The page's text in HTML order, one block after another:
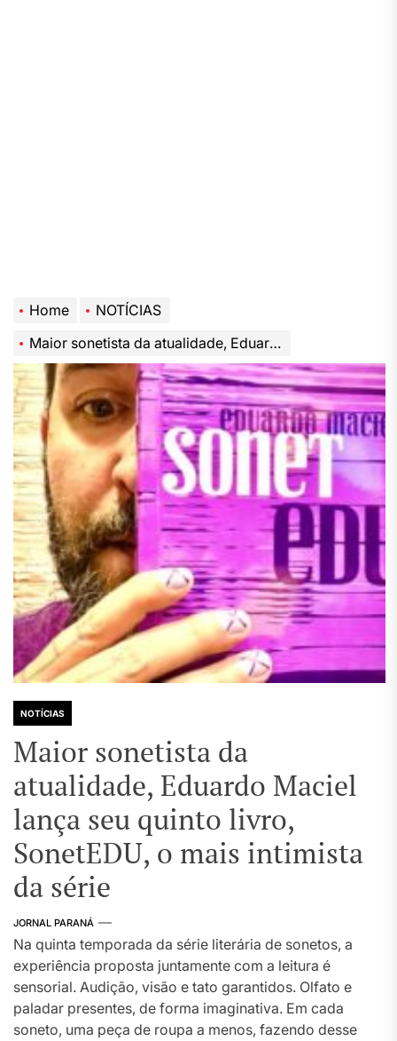
Home
NOTÍCIAS
Maior sonetista da atualidade, Eduardo Maciel lança seu quinto livro, SonetEDU, o mais intimista da série
NOTÍCIAS
Maior sonetista da
atualidade, Eduardo Maciel
lança seu quinto livro,
SonetEDU, o mais intimista
da série
JORNAL PARANÁ
Na quinta temporada da série literária de sonetos, a
experiência proposta juntamente com a leitura é
sensorial. Audição, visão e tato garantidos. Olfato e
paladar presentes, de forma imaginativa. Em cada
soneto, uma peça de roupa a menos, fazendo desse